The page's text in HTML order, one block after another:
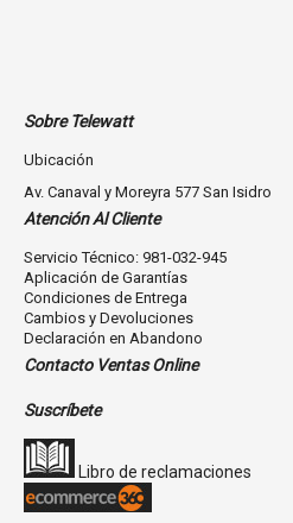
Sobre Telewatt
Ubicación
Av. Canaval y Moreyra 577 San Isidro
Atención Al Cliente
Servicio Técnico: 981-032-945
Aplicación de Garantías
Condiciones de Entrega
Cambios y Devoluciones
Declaración en Abandono
Contacto Ventas Online
Suscríbete
Libro de reclamaciones